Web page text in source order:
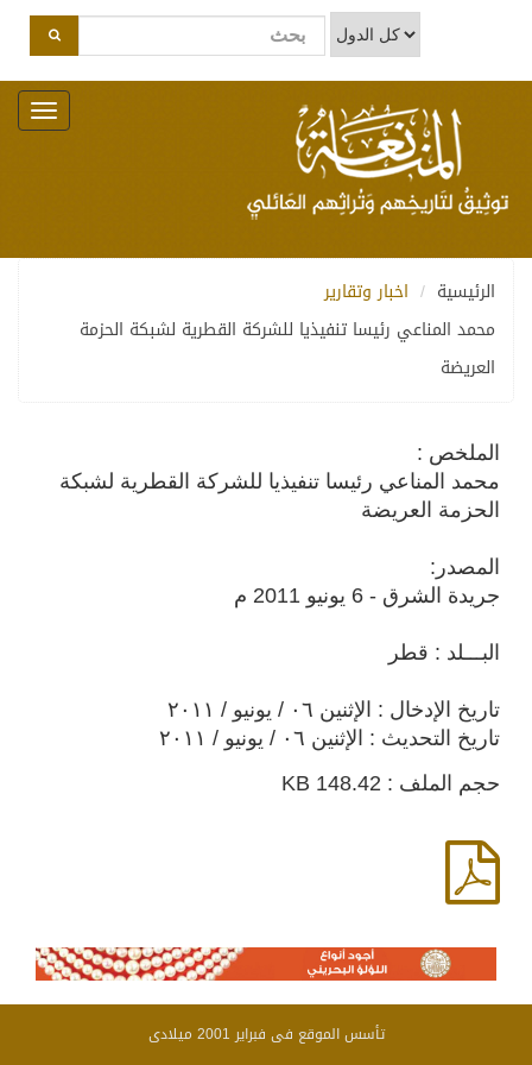
Toggle
navigation
الرئيسية
اخبار وتقارير
محمد المناعي رئيسا تنفيذيا للشركة القطرية لشبكة الحزمة
العريضة
الملخص :
محمد المناعي رئيسا تنفيذيا للشركة القطرية لشبكة
الحزمة العريضة
المصدر:
جريدة الشرق - 6 يونيو 2011 م
البـــلد : قطر
تاريخ الإدخال : الإثنين ٠٦ / يونيو / ٢٠١١
تاريخ التحديث : الإثنين ٠٦ / يونيو / ٢٠١١
حجم الملف : 148.42 KB
تأسس الموقع فى فبراير 2001 ميلادى